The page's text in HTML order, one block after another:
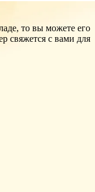
то вы можете его
свяжется с вами для